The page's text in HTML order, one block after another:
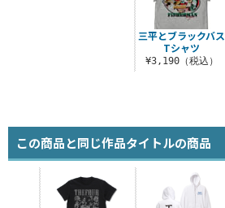
三平とブラックバス
Tシャツ
¥3,190（税込）
この商品と同じ作品タイトルの商品